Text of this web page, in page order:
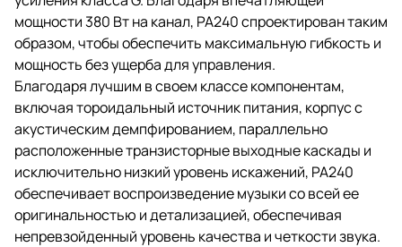
мощности 380 Вт на канал, PA240 спроектирован таким
образом, чтобы обеспечить максимальную гибкость и
мощность без ущерба для управления.
Благодаря лучшим в своем классе компонентам,
включая тороидальный источник питания, корпус с
акустическим демпфированием, параллельно
расположенные транзисторные выходные каскады и
исключительно низкий уровень искажений, PA240
обеспечивает воспроизведение музыки со всей ее
оригинальностью и детализацией, обеспечивая
непревзойденный уровень качества и четкости звука.